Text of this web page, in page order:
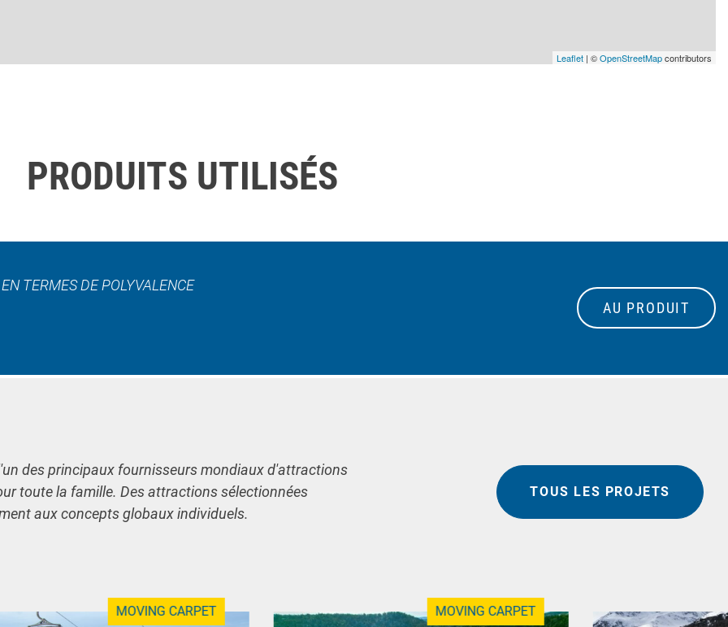
Leaflet | ©OpenStreetMapcontributors
PRODUITS UTILISÉS
TERMES DE POLYVALENCE
AU PRODUIT
des principaux fournisseurs mondiaux d'attractions
toute la famille. Des attractions sélectionnées
aux concepts globaux individuels.
TOUS LES PROJETS
MOVING CARPET MOVING CARPET